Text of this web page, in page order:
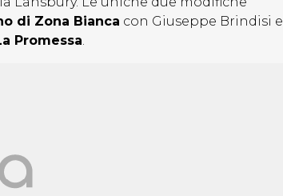
di Zona Bianca con Giuseppe Brindisi e
Promessa